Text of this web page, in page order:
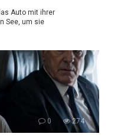
Auto mit ihrer
See, um sie
0 274